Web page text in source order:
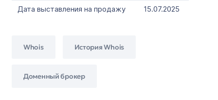
Дата выставления на продажу
15.07.2025
Whois История Whois
Доменный брокер